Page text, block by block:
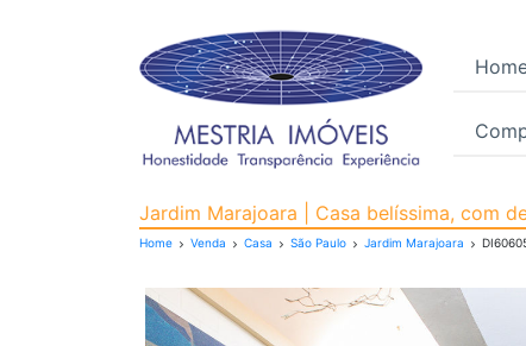
Casa para Venda,
Jardim Marajoara | Casa belíssima, com
Home Venda Casa São Paulo Jardim Marajoara